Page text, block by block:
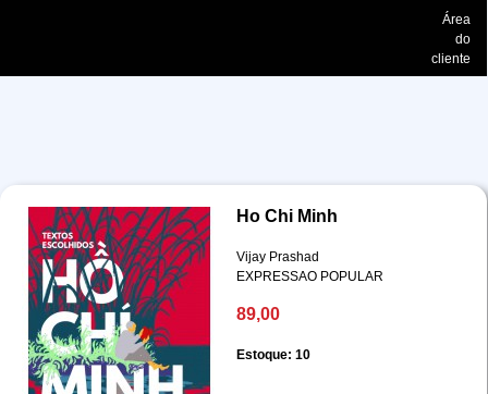
Área
do
cliente
Ho Chi Minh
Vijay Prashad
EXPRESSAO POPULAR
89,00
Estoque: 10